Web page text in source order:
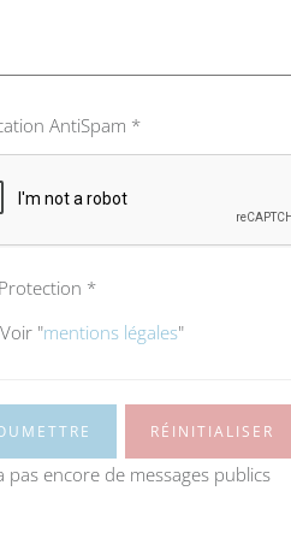
AntiSpam *
*
Voir "mentions légales"
RÉINITIALISER
pas encore de messages publics